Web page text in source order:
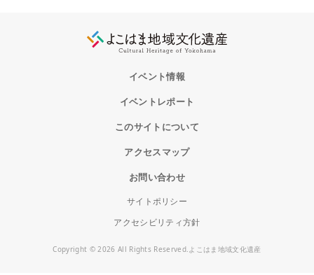
イベント情報
イベントレポート
このサイトについて
アクセスマップ
お問い合わせ
サイトポリシー
アクセシビリティ方針
Copyright © 2026 All Rights Reserved.よこはま地域文化遺産